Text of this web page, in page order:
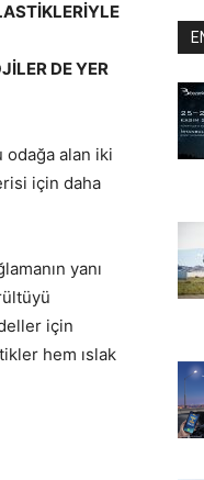
DE YER
alan iki
için daha
yanı
için
hem ıslak